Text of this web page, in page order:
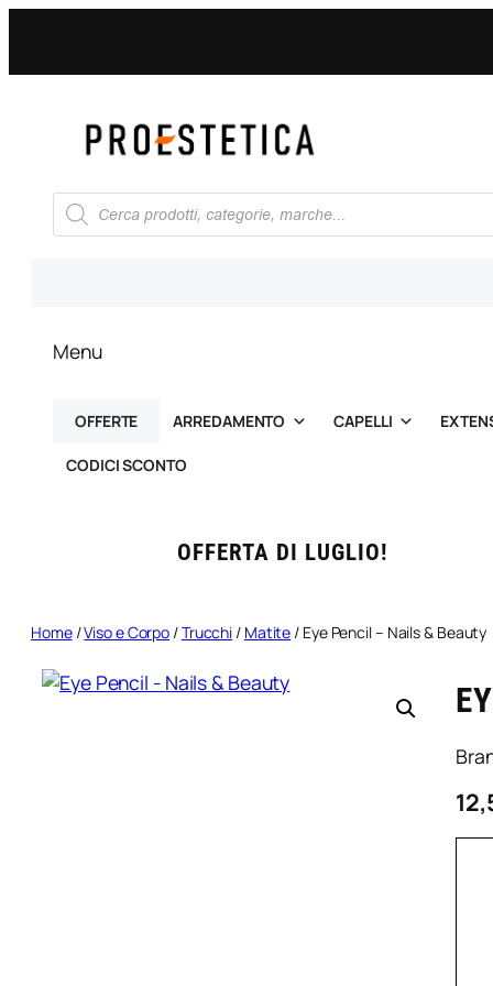
contenuto
Ricerca
prodotti
Menu
OFFERTE ARREDAMENTO CAPELLI
CODICI SCONTO
OFFERTA DI LUGLIO!
Home/Viso e Corpo /Trucchi / Matite / Eye Pencil – Nails & Beauty